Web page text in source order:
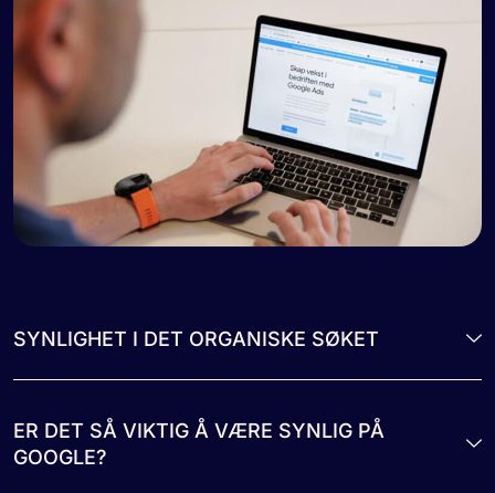
SYNLIGHET I DET ORGANISKE SØKET
ER DET SÅ VIKTIG Å VÆRE SYNLIG PÅ
GOOGLE?